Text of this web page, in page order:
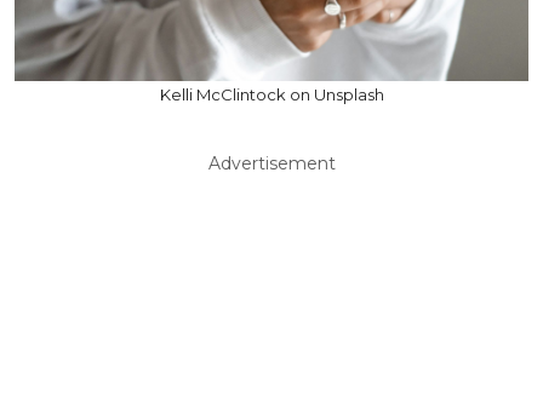
Kelli McClintock on Unsplash
Advertisement